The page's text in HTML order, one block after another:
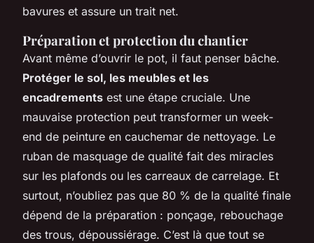
bavures et assure un trait net.
Préparation et protection du chantier
Avant même d’ouvrir le pot, il faut penser bâche.
Protéger le sol, les meubles et les
encadrements est une étape cruciale. Une
mauvaise protection peut transformer un week-
end de peinture en cauchemar de nettoyage. Le
ruban de masquage de qualité fait des miracles
sur les plafonds ou les carreaux de carrelage. Et
surtout, n’oubliez pas que 80 % de la qualité finale
dépend de la préparation : ponçage, rebouchage
des trous, dépoussiérage. C’est là que tout se